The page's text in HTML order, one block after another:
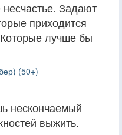
Задают
приходится
лучше бы
(50+)
нескончаемый
выжить.